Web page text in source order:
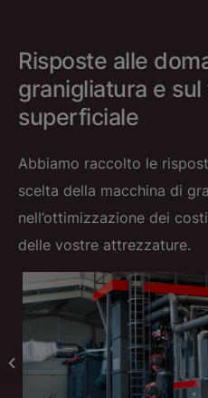
Risposte alle
granigliatura e
superficiale
Abbiamo raccolto le
scelta della macchina di
nell’ottimizzazione dei
delle vostre attrezzature.